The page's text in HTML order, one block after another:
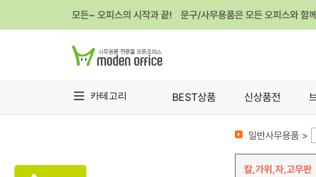
모든~ 오피스의 시작과 끝! 문구/사무용품은 모든 오피스와 함
카테고리 BEST상품 신상품전
일반사무용품 >
칼,가위,자,고무판